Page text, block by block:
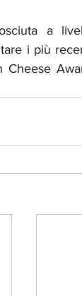
a
i più
Cheese